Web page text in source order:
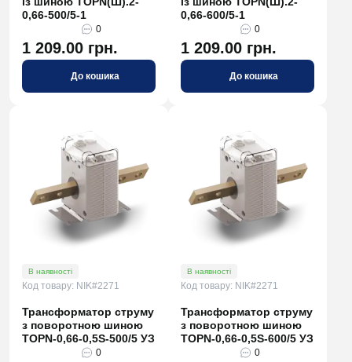
0,66-500/5-1
0
1 209.00 грн.
До кошика
0,66-600/5-1
0
1 209.00 грн.
До кошика
В наявності
Код товару: NIK#2271
Трансформатор струму
з поворотною шиною
TOPN-0,66-0,5S-500/5 УЗ
0
В наявності
Код товару: NIK#2271
Трансформатор струму
з поворотною шиною
TOPN-0,66-0,5S-600/5 УЗ
0